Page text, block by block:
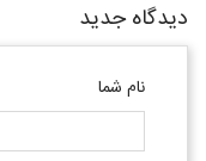
دیدگاه جدید
نام شما